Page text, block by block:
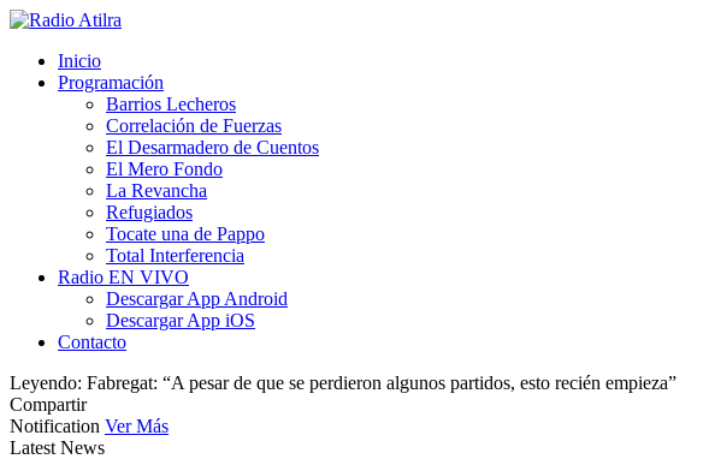
Inicio
Programación
Barrios Lecheros
Correlación de Fuerzas
El Desarmadero de Cuentos
El Mero Fondo
La Revancha
Refugiados
Tocate una de Pappo
Total Interferencia
Radio EN VIVO
Descargar App Android
Descargar App iOS
Contacto
Leyendo: Fabregat: “A pesar de que se perdieron algunos partidos, esto recién empieza”
Compartir
Notification Ver Más
Latest News